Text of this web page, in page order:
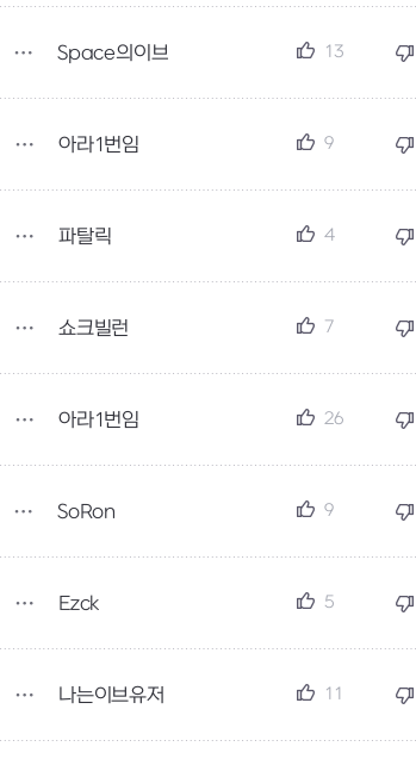
Space의이브 13
아라1번임 9
파탈릭 4
쇼크빌런 7
아라1번임 26
SoRon 9
Ezck 5
나는이브유저 11